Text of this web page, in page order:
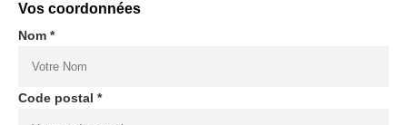
Vos coordonnées
Nom *
Code postal *